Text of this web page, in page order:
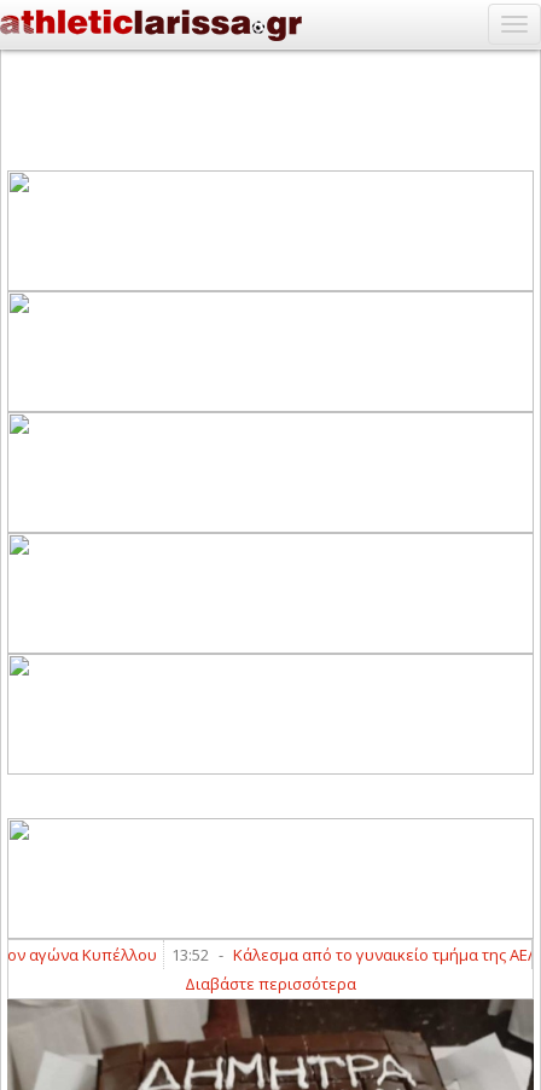
Κυπέλλου 13:52 - Κάλεσμα από το γυναικείο τμήμα της ΑΕΛ 13:38
Διαβάστε περισσότερα